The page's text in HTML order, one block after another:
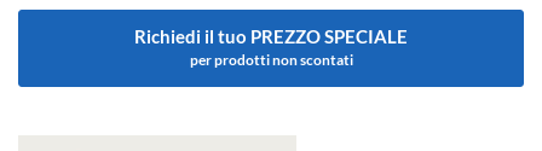
Richiedi il tuo PREZZO SPECIALE
per prodotti non scontati